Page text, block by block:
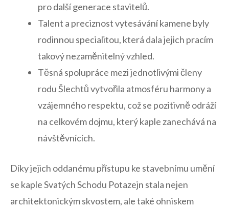
pro další generace‍ stavitelů.
Talent a preciznost vytesávání kamene ⁤byly
rodinnou specialitou, která dala jejich pracím
takový nezaměnitelný⁢ vzhled.
Těsná spolupráce mezi jednotlivými členy
rodu Šlechtů vytvořila atmosféru harmony a
vzájemného respektu, což se pozitivně odráží
na celkovém dojmu, který kaple zanechává na
návštěvnících.
Díky jejich oddanému ⁣přístupu ​ke stavebnímu umění‌
se kaple Svatých Schodu Potazejn stala nejen
architektonickým skvostem, ale také ohniskem